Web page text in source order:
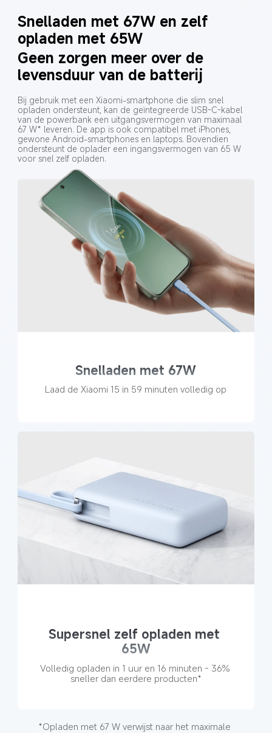
Snelladen met 67W en zelf
opladen met 65W
Geen zorgen meer over de
levensduur van de batterij
Bij gebruik met een Xiaomi-smartphone die slim snel
opladen ondersteunt, kan de geïntegreerde USB-C-kabel
van de powerbank een uitgangsvermogen van maximaal
67 W* leveren. De app is ook compatibel met iPhones,
gewone Android-smartphones en laptops. Bovendien
ondersteunt de oplader een ingangsvermogen van 65 W
voor snel zelf opladen.
Snelladen met 67W
Laad de Xiaomi 15 in 59 minuten volledig op
Supersnel zelf opladen met
65W
Volledig opladen in 1 uur en 16 minuten - 36%
sneller dan eerdere producten*
*Opladen met 67 W verwijst naar het maximale